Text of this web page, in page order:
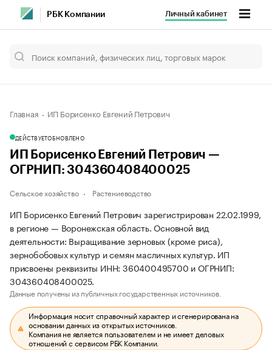
РБК Компании Личный кабинет
Главная ИП Борисенко Евгений Петрович
ДЕЙСТВУЕТОБНОВЛЕНО
ИП Борисенко Евгений Петрович —
ОГРНИП: 304360408400025
Сельское хозяйство Растениеводство
ИП Борисенко Евгений Петрович зарегистрирован 22.02.1999,
в регионе — Воронежская область. Основной вид
деятельности: Выращивание зерновых (кроме риса),
зернобобовых культур и семян масличных культур. ИП
присвоены реквизиты ИНН: 360400495700 и ОГРНИП:
304360408400025.
Данные получены из публичных государственных источников.
Информация носит справочный характер и сгенерирована на
основании данных из открытых источников.
Компания не является пользователем и не имеет деловых
отношений с сервисом РБК Компании.